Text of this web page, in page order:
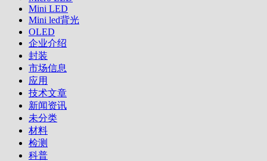
Mini LED
Mini led背光
OLED
企业介绍
封装
市场信息
应用
技术文章
新闻资讯
未分类
材料
检测
科普